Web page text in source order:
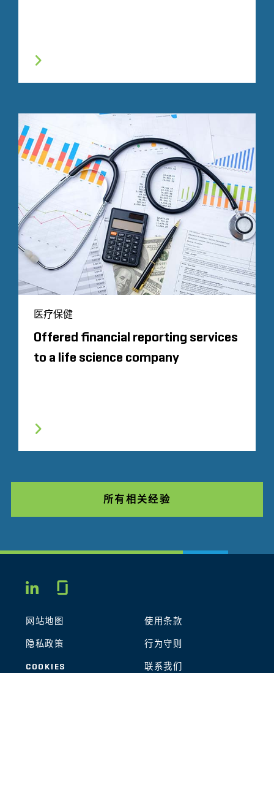
医疗保健
Offered financial reporting services
to a life science company
所有相关经验
LINKEDIN
网站地图 使用条款
隐私政策 行为守则
COOKIES 联系我们